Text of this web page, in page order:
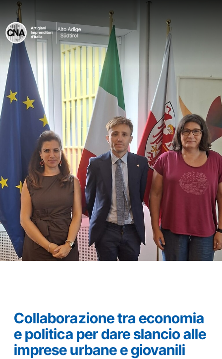
Collaborazione tra economia
e politica per dare slancio alle
imprese urbane e giovanili